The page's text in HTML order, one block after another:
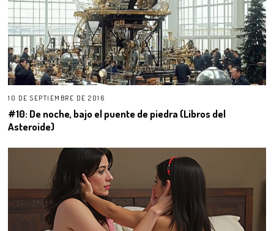
10 DE SEPTIEMBRE DE 2016
#10: De noche, bajo el puente de piedra (Libros del
Asteroide)